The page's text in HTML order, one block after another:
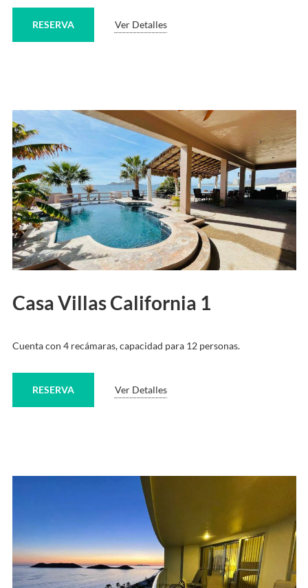
Ver Detalles
RESERVA
Casa Villas California 1
Cuenta con 4 recámaras, capacidad para 12 personas.
Ver Detalles
RESERVA